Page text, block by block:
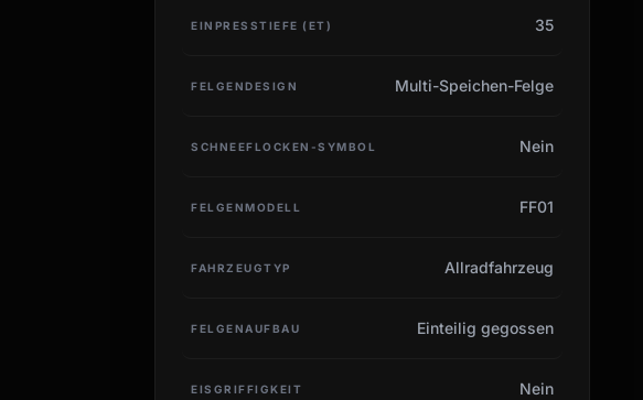
EINPRESSTIEFE (ET) 35
FELGENDESIGN Multi-Speichen-Felge
SCHNEEFLOCKEN-SYMBOL Nein
FELGENMODELL FF01
FAHRZEUGTYP Allradfahrzeug
FELGENAUFBAU Einteilig gegossen
EISGRIFFIGKEIT Nein